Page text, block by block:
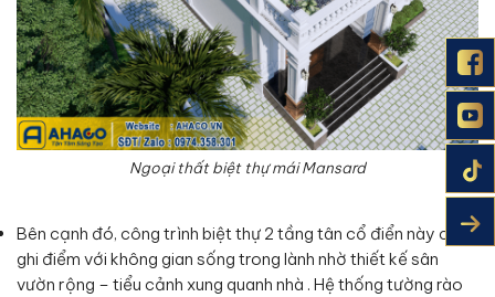
Ngoại thất biệt thự mái Mansard
Bên cạnh đó, công trình biệt thự 2 tầng tân cổ điển này còn
ghi điểm với không gian sống trong lành nhờ thiết kế sân
vườn rộng – tiểu cảnh xung quanh nhà . Hệ thống tường rào